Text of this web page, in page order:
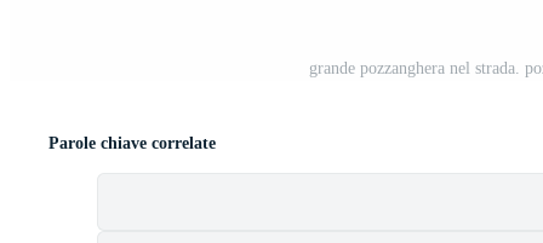
grande pozzanghera nel strada.
Parole chiave correlate